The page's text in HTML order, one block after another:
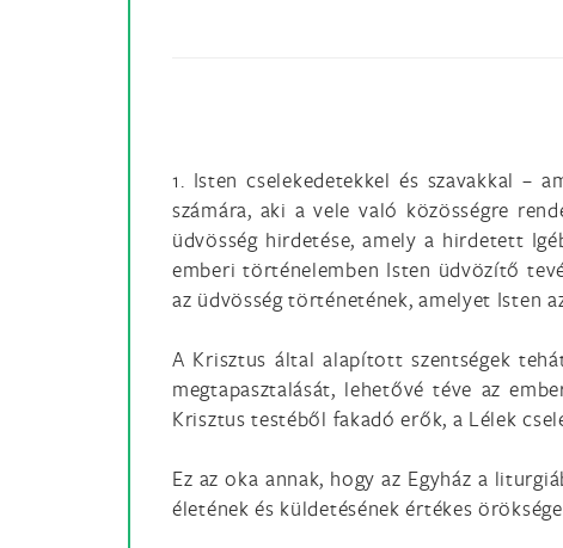
1. Isten cselekedetekkel és szavakkal –
számára, aki a vele való közösségre
üdvösség hirdetése, amely a hirdetett
emberi történelemben Isten üdvözítő
az üdvösség történetének, amelyet Isten
A Krisztus által alapított szentségek
megtapasztalását, lehetővé téve az
Krisztus testéből fakadó erők, a Lélek
Ez az oka annak, hogy az Egyház a
életének és küldetésének értékes